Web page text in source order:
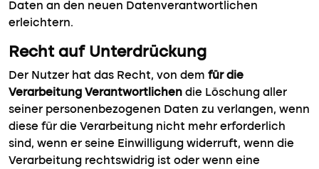
Daten an den neuen Datenverantwortlichen
erleichtern.
Recht auf Unterdrückung
Der Nutzer hat das Recht, von dem für die
Verarbeitung Verantwortlichen die Löschung aller
seiner personenbezogenen Daten zu verlangen, wenn
diese für die Verarbeitung nicht mehr erforderlich
sind, wenn er seine Einwilligung widerruft, wenn die
Verarbeitung rechtswidrig ist oder wenn eine